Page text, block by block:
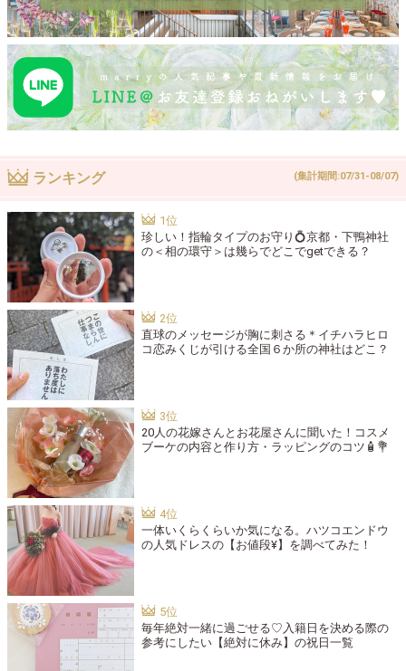
ランキング (集計期間:07/31-08/07)
珍しい！指輪タイプのお守り💍京都・下鴨神社
の＜相の環守＞は幾らでどこでgetできる？
直球のメッセージが胸に刺さる＊イチハラヒロ
コ恋みくじが引ける全国６か所の神社はどこ？
20人の花嫁さんとお花屋さんに聞いた！コスメ
ブーケの内容と作り方・ラッピングのコツ🧴💐
一体いくらくらいか気になる。ハツコエンドウ
の人気ドレスの【お値段¥】を調べてみた！
毎年絶対一緒に過ごせる♡入籍日を決める際の
参考にしたい【絶対に休み】の祝日一覧